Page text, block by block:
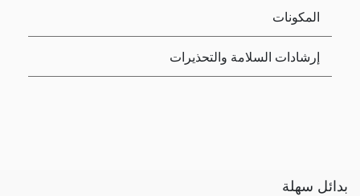
المكونات
إرشادات السلامة والتحذيرات
بدائل سهلة